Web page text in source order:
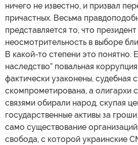
ничего не известно, и призвал
причастных. Весьма
представляется то, что
неосмотрительность в выборе
В какой-то степени это понятно.
наследство” повальная
фактически узаконены, судебная
скомпрометирована, а олигархи
связями обирали народ, скупая
государственные активы за
само существование
свобода, с которой украинские